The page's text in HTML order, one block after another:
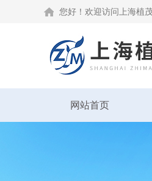
您好！欢迎访问上海植
网站首页